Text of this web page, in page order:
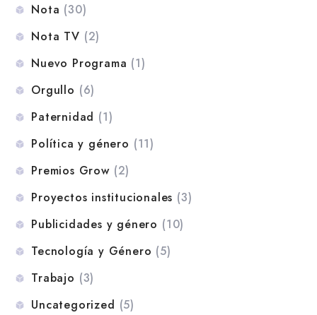
Nota (30)
Nota TV (2)
Nuevo Programa (1)
Orgullo (6)
Paternidad (1)
Política y género (11)
Premios Grow (2)
Proyectos institucionales (3)
Publicidades y género (10)
Tecnología y Género (5)
Trabajo (3)
Uncategorized (5)